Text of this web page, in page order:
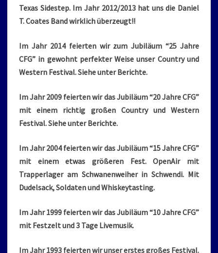
Texas Sidestep. Im Jahr 2012/2013 hat uns die Daniel
T. Coates Band wirklich überzeugt!!
Im Jahr 2014 feierten wir zum Jubiläum “25 Jahre
CFG” in gewohnt perfekter Weise unser Country und
Western Festival. Siehe unter Berichte.
Im Jahr 2009 feierten wir das Jubiläum “20 Jahre CFG”
mit einem richtig großen Country und Western
Festival. Siehe unter Berichte.
Im Jahr 2004 feierten wir das Jubiläum “15 Jahre CFG”
mit einem etwas größeren Fest. OpenAir mit
Trapperlager am Schwanenweiher in Schwendi. Mit
Dudelsack, Soldaten und Whiskeytasting.
Im Jahr 1999 feierten wir das Jubiläum “10 Jahre CFG”
mit Festzelt und 3 Tage Livemusik.
Im Jahr 1993 feierten wir unser erstes großes Festival.